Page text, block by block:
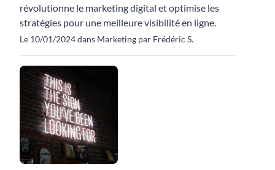
révolutionne le marketing digital et optimise les
stratégies pour une meilleure visibilité en ligne.
Le 10/01/2024 dans Marketing par Frédéric S.